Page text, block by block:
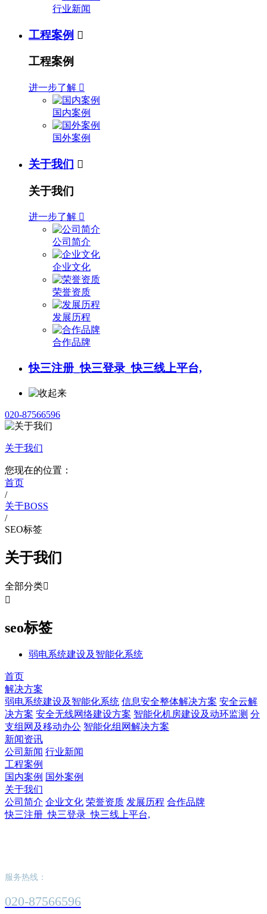
行业新闻
工程案例 
工程案例
进一步了解 
国内案例
国外案例
关于我们 
关于我们
进一步了解 
公司简介
企业文化
荣誉资质
发展历程
合作品牌
快三注册_快三登录_快三线上平台,
020-87566596
关于我们
您现在的位置：
首页
/
关于BOSS
/
SEO标签
关于我们
全部分类

seo标签
弱电系统建设及智能化系统
首页
解决方案
弱电系统建设及智能化系统 信息安全整体解决方案 安全云解
决方案 安全无线网络建设方案 智能化机房建设及动环监测 分
支组网及移动办公 智能化组网解决方案
新闻资讯
公司新闻 行业新闻
工程案例
国内案例 国外案例
关于我们
公司简介 企业文化 荣誉资质 发展历程 合作品牌
快三注册_快三登录_快三线上平台,
服务热线：
020-87566596